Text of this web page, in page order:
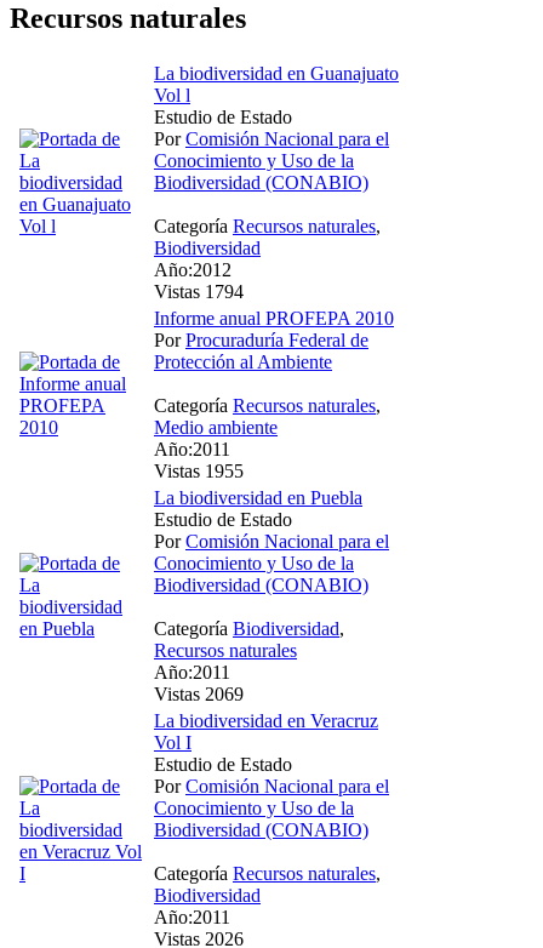
Recursos naturales
La biodiversidad en Guanajuato
Vol l
Estudio de Estado
PorComisión Nacional para el
Conocimiento y Uso de la
Biodiversidad (CONABIO)
Categoría Recursos naturales,
Biodiversidad
Año:2012
Vistas 1794
Informe anual PROFEPA 2010
PorProcuraduría Federal de
Protección al Ambiente
Categoría Recursos naturales,
Medio ambiente
Año:2011
Vistas 1955
La biodiversidad en Puebla
Estudio de Estado
PorComisión Nacional para el
Conocimiento y Uso de la
Biodiversidad (CONABIO)
Categoría Biodiversidad,
Recursos naturales
Año:2011
Vistas 2069
La biodiversidad en Veracruz
Vol I
Estudio de Estado
PorComisión Nacional para el
Conocimiento y Uso de la
Biodiversidad (CONABIO)
Categoría Recursos naturales,
Biodiversidad
Año:2011
Vistas 2026